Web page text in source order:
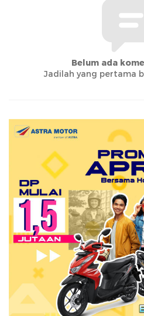
Belum ada
Jadilah yang pertama